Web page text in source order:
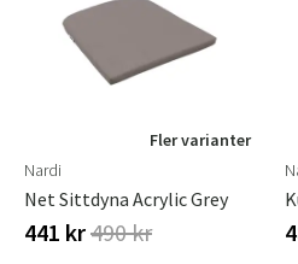
Fler varianter
Nardi
Net Sittdyna Acrylic Grey
441 kr490 kr